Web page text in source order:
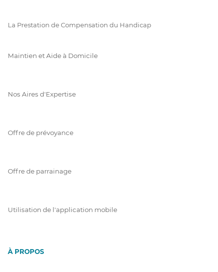
La Prestation de Compensation du Handicap
Maintien et Aide à Domicile
Nos Aires d'Expertise
Offre de prévoyance
Offre de parrainage
Utilisation de l'application mobile
À PROPOS